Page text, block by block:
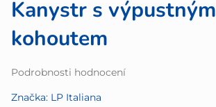
Kanystr s výpustným
kohoutem
Průměrné
produktu
Podrobnosti hodnocení
Značka: LP Italiana